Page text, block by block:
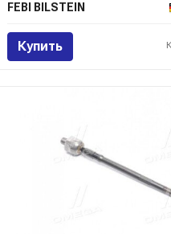
FEBI BILSTEIN
Купить